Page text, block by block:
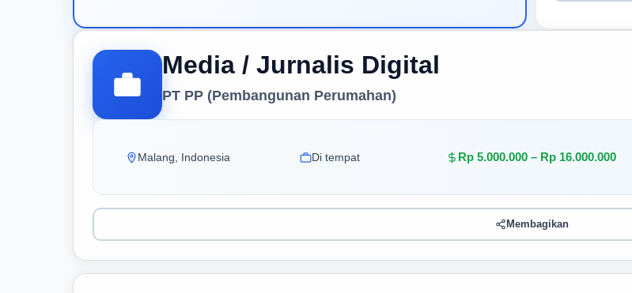
Media / Jurnalis Digital
PT PP (Pembangunan Perumahan)
Malang, Indonesia Di tempat Rp 5.000.000 – Rp 16.000.000
Membagikan